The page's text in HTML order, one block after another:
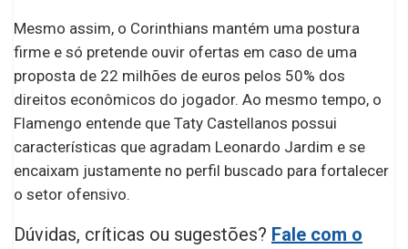
Mesmo assim, o Corinthians mantém uma postura
firme e só pretende ouvir ofertas em caso de uma
proposta de 22 milhões de euros pelos 50% dos
direitos econômicos do jogador. Ao mesmo tempo, o
Flamengo entende que Taty Castellanos possui
características que agradam Leonardo Jardim e se
encaixam justamente no perfil buscado para fortalecer
o setor ofensivo.
Dúvidas, críticas ou sugestões? Fale com o